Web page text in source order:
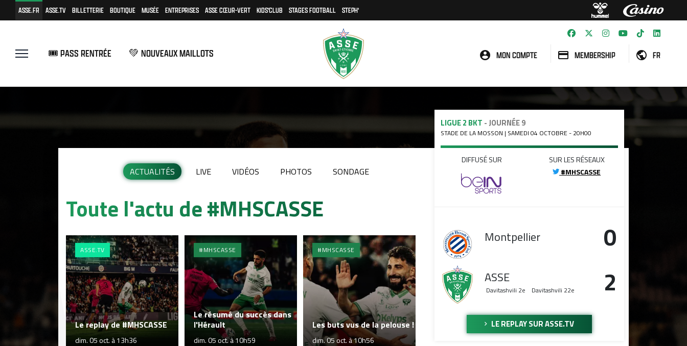
ASSE.FR ASSE.TV BILLETTERIE BOUTIQUE MUSÉE ENTREPRISES ASSE CŒUR-VERT KIDS'CLUB STAGES FOOTBALL STEPH'
🎟️ PASS RENTRÉE 💚 NOUVEAUX MAILLOTS MON COMPTE MEMBERSHIP FR
LIGUE 2 BKT - JOURNÉE 9
STADE DE LA MOSSON | SAMEDI 04 OCTOBRE - 20H00
DIFFUSÉ SUR
SUR LES RÉSEAUX
#MHSCASSE
Montpellier 0
ASSE
Davitashvili 2e Davitashvili 22e 2
LE REPLAY SUR ASSE.TV
ACTUALITÉS LIVE VIDÉOS PHOTOS SONDAGE
Toute l'actu de #MHSCASSE
ASSE.TV
Le replay de #MHSCASSE
dim. 05 oct. à 13h36
#MHSCASSE
Le résumé du succès dans
l'Hérault
dim. 05 oct. à 10h59
#MHSCASSE
Les buts vus de la pelouse !
dim. 05 oct. à 10h56